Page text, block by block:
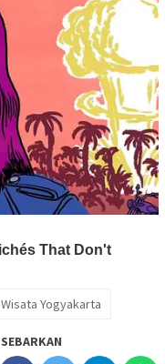
Wisata Yogyakarta
SEBARKAN